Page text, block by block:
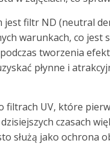
filtr ND (neutral
warunkach, co
tworzenia
płynne i
filtrach UV, które
czasach
służą jako ochrona